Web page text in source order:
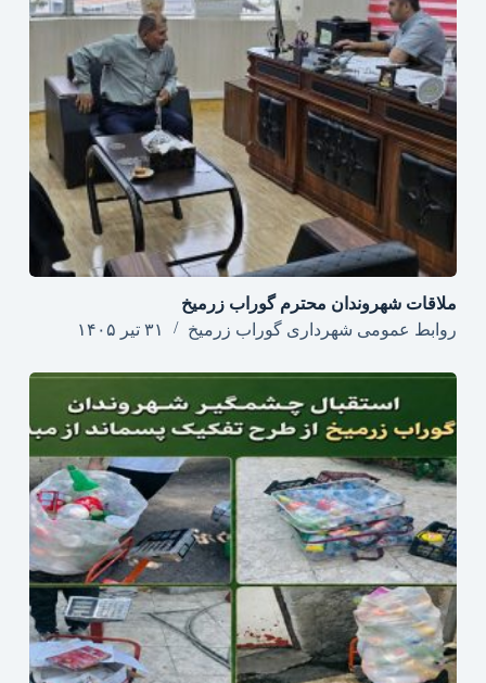
ملاقات شهروندان محترم گوراب زرمیخ
روابط عمومی شهرداری گوراب زرمیخ
۳۱ تیر ۱۴۰۵